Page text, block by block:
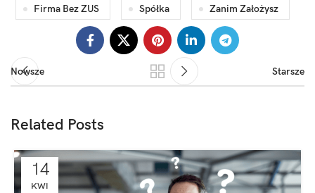
Firma Bez ZUS Spółka Zanim Założysz
Nowsze Starsze
Related Posts
14
KWI